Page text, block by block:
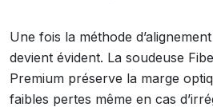
Une fois la méthode
devient évident. La soudeuse
Premium préserve la marge
faibles pertes même en cas